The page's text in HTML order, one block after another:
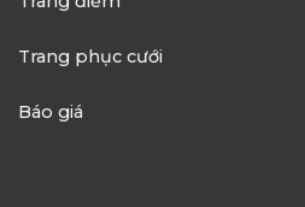
Trang phục cưới
Báo giá